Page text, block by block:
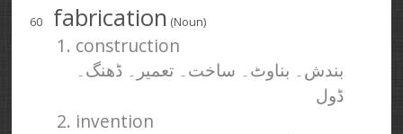
60 fabrication (Noun)
1. construction
بندش۔ بناوٹ۔ ساخت۔ تعمیر۔ ڈھنگ۔
ڈول
2. invention